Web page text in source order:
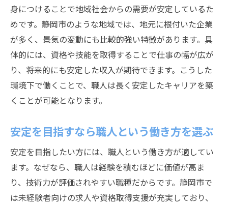
身につけることで地域社会からの需要が安定しているた
めです。静岡市のような地域では、地元に根付いた企業
が多く、景気の変動にも比較的強い特徴があります。具
体的には、資格や技能を取得することで仕事の幅が広が
り、将来的にも安定した収入が期待できます。こうした
環境下で働くことで、職人は長く安定したキャリアを築
くことが可能となります。
安定を目指すなら職人という働き方を選ぶ
安定を目指したい方には、職人という働き方が適してい
ます。なぜなら、職人は経験を積むほどに価値が高ま
り、技術力が評価されやすい職種だからです。静岡市で
は未経験者向けの求人や資格取得支援が充実しており、